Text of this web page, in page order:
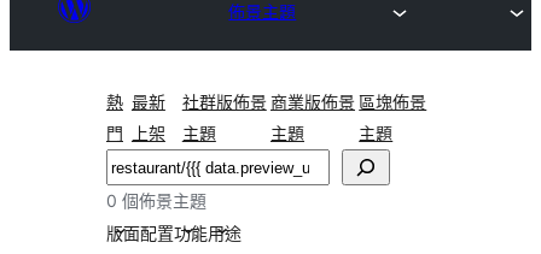
佈景主題
熱
門
最新
上架
社群版佈景
主題
商業版佈景
主題
區塊佈景
主題
搜
尋
0 個佈景主題
版面配置功能用途